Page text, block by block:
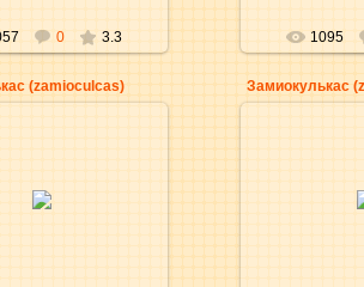
0 3.3 1095
(zamioculcas) Замиокулькас